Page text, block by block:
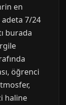
en
adeta 7/24
burada
öğrenci
haline